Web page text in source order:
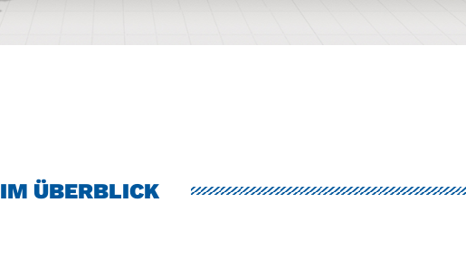
IM ÜBERBLICK